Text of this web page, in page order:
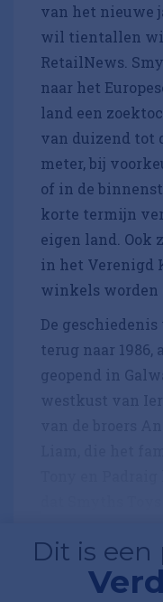
van het nieuwe
wil tientallen
RetailNews.
naar het
land een
van duizend tot
meter, bij
of in de
korte termijn
eigen land.
in het Verenigd
winkels worden
De
terug naar
geopend in
Dit is